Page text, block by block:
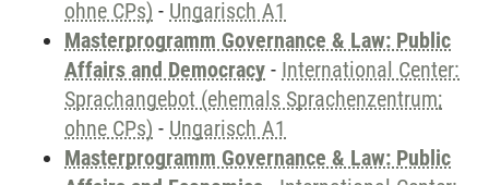
ohne CPs) - Ungarisch A1
Masterprogramm Governance & Law: Public
Affairs and Democracy - International Center:
Sprachangebot (ehemals Sprachenzentrum;
ohne CPs) - Ungarisch A1
Masterprogramm Governance & Law: Public